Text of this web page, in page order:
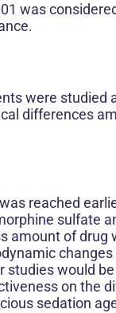
was
were studied
differences
reached
sulfate
amount of drug
studies would
on the
sedation